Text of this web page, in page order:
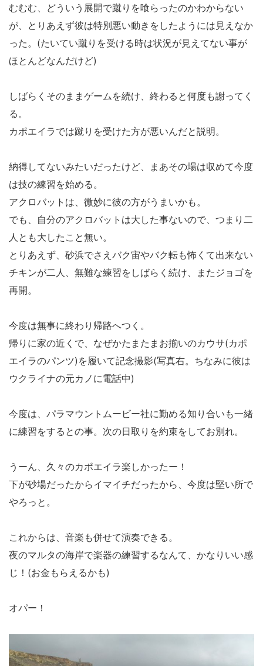
むむむ、どういう展開で蹴りを喰らったのかわからない
が、とりあえず彼は特別悪い動きをしたようには見えなか
った。(たいてい蹴りを受ける時は状況が見えてない事が
ほとんどなんだけど)
しばらくそのままゲームを続け、終わると何度も謝ってく
る。
カポエイラでは蹴りを受けた方が悪いんだと説明。
納得してないみたいだったけど、まあその場は収めて今度
は技の練習を始める。
アクロバットは、微妙に彼の方がうまいかも。
でも、自分のアクロバットは大した事ないので、つまり二
人とも大したこと無い。
とりあえず、砂浜でさえバク宙やバク転も怖くて出来ない
チキンが二人、無難な練習をしばらく続け、またジョゴを
再開。
今度は無事に終わり帰路へつく。
帰りに家の近くで、なぜかたまたまお揃いのカウサ(カポ
エイラのパンツ)を履いて記念撮影(写真右。ちなみに彼は
ウクライナの元カノに電話中)
今度は、パラマウントムービー社に勤める知り合いも一緒
に練習をするとの事。次の日取りを約束をしてお別れ。
うーん、久々のカポエイラ楽しかったー！
下が砂場だったからイマイチだったから、今度は堅い所で
やろっと。
これからは、音楽も併せて演奏できる。
夜のマルタの海岸で楽器の練習するなんて、かなりいい感
じ！(お金もらえるかも)
オパー！